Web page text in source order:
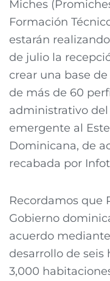
Miches
Formación
estarán
de julio la
crear una base
de más de 60
administrativo
emergente al
Dominicana, de
recabada por
Recordamos que
Gobierno
acuerdo
desarrollo de seis
3,000